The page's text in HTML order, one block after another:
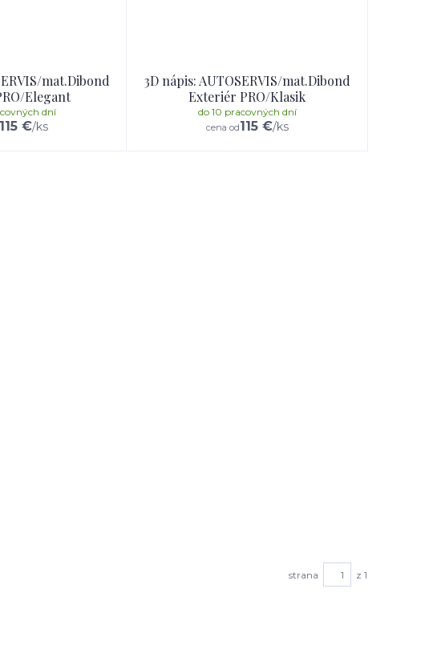
mat.Dibond
Elegant
115 €/ks
dní
3D nápis: AUTOSERVIS/mat.Dibond
Exteriér PRO/Klasik
cena od115 €/ks
do 10 pracovných dní
strana z 1